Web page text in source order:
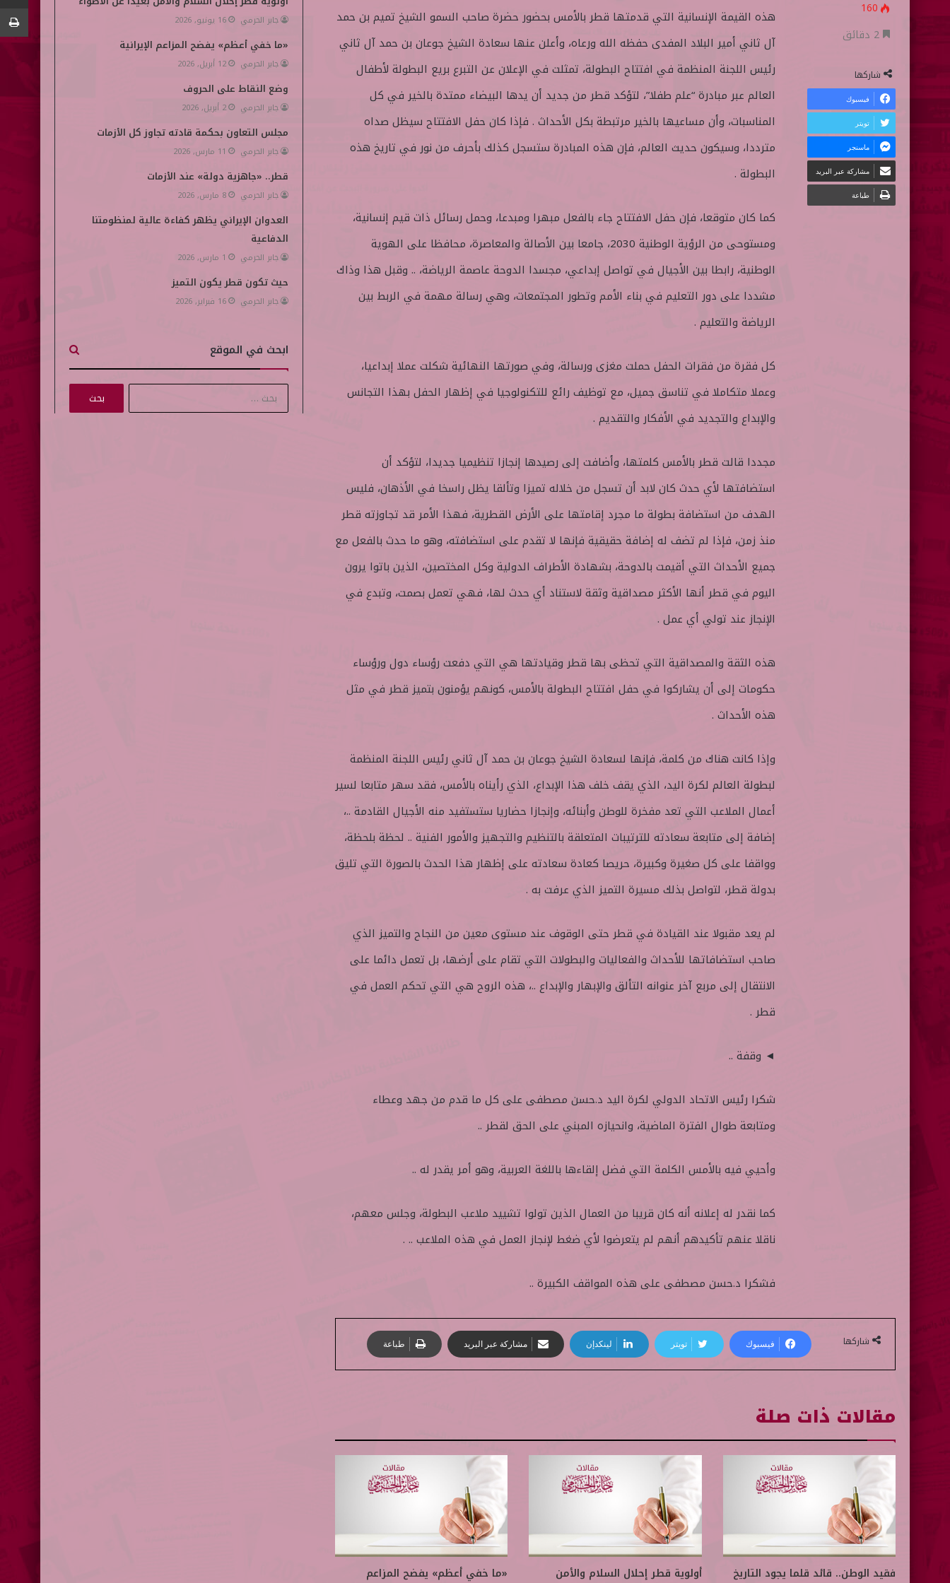
هذه القيمة الإنسانية التي قدمتها قطر بالأمس بحضور حضرة صاحب السمو الشيخ تميم بن حمد
آل ثاني أمير البلاد المفدى حفظه الله ورعاه، وأعلن عنها سعادة الشيخ جوعان بن حمد آل ثاني
رئيس اللجنة المنظمة في افتتاح البطولة، تمثلت في الإعلان عن التبرع بريع البطولة لأطفال
العالم عبر مبادرة “علم طفلا”، لتؤكد قطر من جديد أن يدها البيضاء ممتدة بالخير في كل
المناسبات، وأن مساعيها بالخير مرتبطة بكل الأحداث . فإذا كان حفل الافتتاح سيظل صداه
مترددا، وسيكون حديث العالم، فإن هذه المبادرة ستسجل كذلك بأحرف من نور في تاريخ هذه
البطولة .
كما كان متوقعا، فإن حفل الافتتاح جاء بالفعل مبهرا ومبدعا، وحمل رسائل ذات قيم إنسانية،
ومستوحى من الرؤية الوطنية 2030، جامعا بين الأصالة والمعاصرة، محافظا على الهوية
الوطنية، رابطا بين الأجيال في تواصل إبداعي، مجسدا الدوحة عاصمة الرياضة، .. وقبل هذا وذاك
مشددا على دور التعليم في بناء الأمم وتطور المجتمعات، وهي رسالة مهمة في الربط بين
الرياضة والتعليم .
كل فقرة من فقرات الحفل حملت مغزى ورسالة، وفي صورتها النهائية شكلت عملا إبداعيا،
وعملا متكاملا في تناسق جميل، مع توظيف رائع للتكنولوجيا في إظهار الحفل بهذا التجانس
والإبداع والتجديد في الأفكار والتقديم .
مجددا قالت قطر بالأمس كلمتها، وأضافت إلى رصيدها إنجازا تنظيميا جديدا، لتؤكد أن
استضافتها لأي حدث كان لابد أن تسجل من خلاله تميزا وتألقا يظل راسخا في الأذهان، فليس
الهدف من استضافة بطولة ما مجرد إقامتها على الأرض القطرية، فهذا الأمر قد تجاوزته قطر
منذ زمن، فإذا لم تضف له إضافة حقيقية فإنها لا تقدم على استضافته، وهو ما حدث بالفعل مع
جميع الأحداث التي أقيمت بالدوحة، بشهادة الأطراف الدولية وكل المختصين، الذين باتوا يرون
اليوم في قطر أنها الأكثر مصداقية وثقة لاستناد أي حدث لها، فهي تعمل بصمت، وتبدع في
الإنجاز عند تولي أي عمل .
هذه الثقة والمصداقية التي تحظى بها قطر وقيادتها هي التي دفعت رؤساء دول ورؤساء
حكومات إلى أن يشاركوا في حفل افتتاح البطولة بالأمس، كونهم يؤمنون بتميز قطر في مثل
هذه الأحداث .
وإذا كانت هناك من كلمة، فإنها لسعادة الشيخ جوعان بن حمد آل ثاني رئيس اللجنة المنظمة
لبطولة العالم لكرة اليد، الذي يقف خلف هذا الإبداع، الذي رأيناه بالأمس، فقد سهر متابعا لسير
أعمال الملاعب التي تعد مفخرة للوطن وأبنائه، وإنجازا حضاريا ستستفيد منه الأجيال القادمة ..،
إضافة إلى متابعة سعادته للترتيبات المتعلقة بالتنظيم والتجهيز والأمور الفنية .. لحظة بلحظة،
وواقفا على كل صغيرة وكبيرة، حريصا كعادة سعادته على إظهار هذا الحدث بالصورة التي تليق
بدولة قطر، لتواصل بذلك مسيرة التميز الذي عرفت به .
لم يعد مقبولا عند القيادة في قطر حتى الوقوف عند مستوى معين من النجاح والتميز الذي
صاحب استضافاتها للأحداث والفعاليات والبطولات التي تقام على أرضها، بل تعمل دائما على
الانتقال إلى مربع آخر عنوانه التألق والإبهار والإبداع ..، هذه الروح هي التي تحكم العمل في
قطر .
◄ وقفة ..
شكرا رئيس الاتحاد الدولي لكرة اليد د.حسن مصطفى على كل ما قدم من جهد وعطاء
ومتابعة طوال الفترة الماضية، وانحيازه المبني على الحق لقطر ..
وأحيي فيه بالأمس الكلمة التي فضل إلقاءها باللغة العربية، وهو أمر يقدر له ..
كما نقدر له إعلانه أنه كان قريبا من العمال الذين تولوا تشييد ملاعب البطولة، وجلس معهم،
ناقلا عنهم تأكيدهم أنهم لم يتعرضوا لأي ضغط لإنجاز العمل في هذه الملاعب .. .
فشكرا د.حسن مصطفى على هذه المواقف الكبيرة ..
ت
و
ي
ر
د
ا
إ
ل
ر
160
شاركها
فيسبوك
تويتر
ماسنجر
مشاركة عبر البريد
طباعة
شاركها فيسبوك تويتر لينكدإن مشاركة عبر البريد طباعة
مقالات ذات صلة
فقيد الوطن.. قائد قلما يجود التاريخ أولوية قطر إحلال السلام والأمن «ما خفي أعظم» يفضح المزاعم
جابر الحرمي 16 يونيو, 2026
«ما خفي أعظم» يفضح المزاعم الإيرانية
جابر الحرمي 12 أبريل, 2026
وضع النقاط على الحروف
جابر الحرمي 2 أبريل, 2026
مجلس التعاون بحكمة قادته تجاوز كل الأزمات
جابر الحرمي 11 مارس, 2026
قطر.. «جاهزية دولة» عند الأزمات
جابر الحرمي 8 مارس, 2026
العدوان الإيراني يظهر كفاءة عالية لمنظومتنا
الدفاعية
جابر الحرمي 1 مارس, 2026
حيث تكون قطر يكون التميز
جابر الحرمي 16 فبراير, 2026
ابحث في الموقع